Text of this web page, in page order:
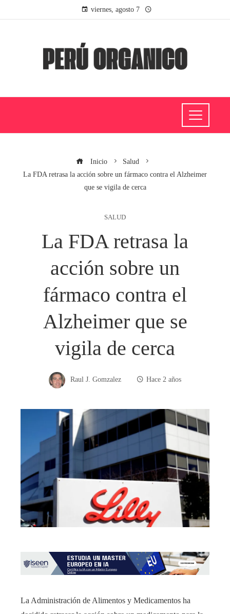
viernes, agosto 7
Inicio
Salud
La FDA retrasa la acción sobre un fármaco contra el Alzheimer
que se vigila de cerca
SALUD
La FDA retrasa la
acción sobre un
fármaco contra el
Alzheimer que se
vigila de cerca
Raul J. Gomzalez Hace 2 años
La Administración de Alimentos y Medicamentos ha